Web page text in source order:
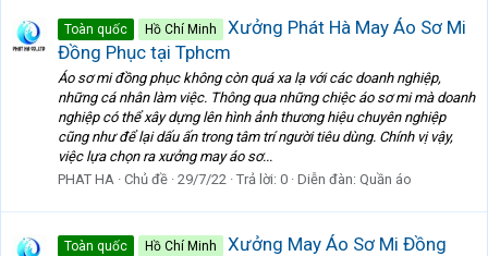
Toàn quốc Hồ Chí Minh
Xưởng Phát Hà May Áo Sơ Mi
Đồng Phục tại Tphcm
Áo sơ mi đồng phục không còn quá xa lạ với các doanh nghiệp,
những cá nhân làm việc. Thông qua những chiệc áo sơ mi mà doanh
nghiệp có thể xây dựng lên hình ảnh thương hiệu chuyên nghiệp
cũng như để lại dấu ấn trong tâm trí người tiêu dùng. Chính vị vậy,
việc lựa chọn ra xưởng may áo sơ...
PHAT HA Chủ đề 29/7/22 Trả lời: 0 Diễn đàn: Quần áo
Toàn quốc Hồ Chí Minh
Xưởng May Áo Sơ Mi Đồng